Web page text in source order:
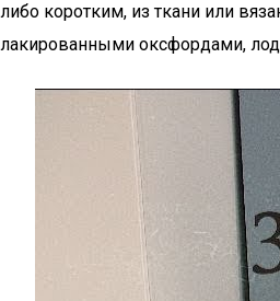
либо коротким, из ткани или
лакированными оксфордами,